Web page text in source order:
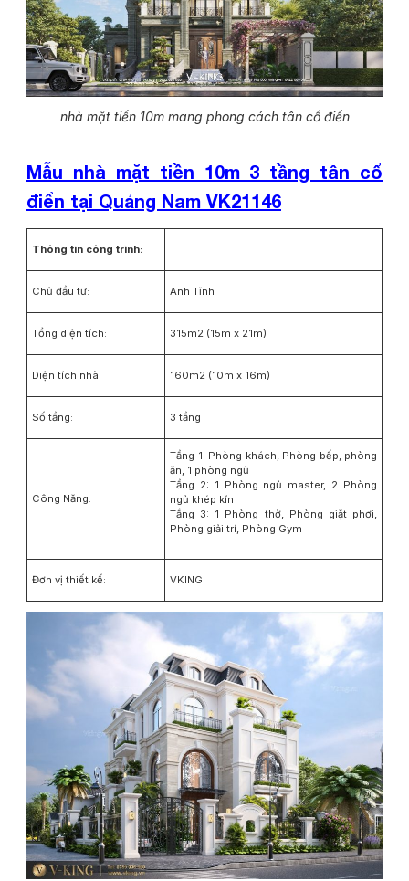
nhà mặt tiền 10m mang phong cách tân cổ điển
Mẫu nhà mặt tiền 10m 3 tầng tân cổ
điển tại Quảng Nam VK21146
Thông tin công trình:
Chủ đầu tư: Anh Tĩnh
Tổng diện tích: 315m2 (15m x 21m)
Diện tích nhà: 160m2 (10m x 16m)
Số tầng: 3 tầng
Công Năng:
Tầng 1: Phòng khách, Phòng bếp, phòng
ăn, 1 phòng ngủ
Tầng 2: 1 Phòng ngủ master, 2 Phòng
ngủ khép kín
Tầng 3: 1 Phòng thờ, Phòng giặt phơi,
Phòng giải trí, Phòng Gym
Đơn vị thiết kế: VKING